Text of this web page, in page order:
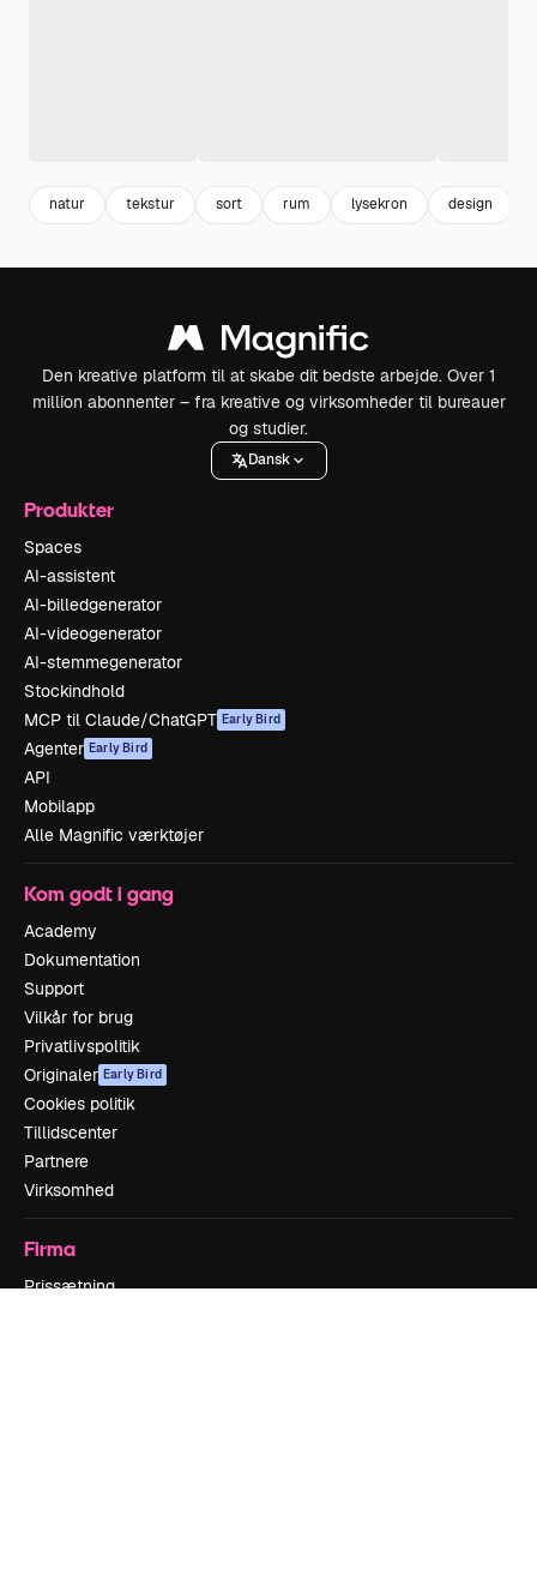
natur tekstur sort rum lysekron design
Den kreative platform til at skabe dit bedste arbejde. Over 1
million abonnenter – fra kreative og virksomheder til bureauer
og studier.
Dansk
Produkter
Spaces
AI-assistent
AI-billedgenerator
AI-videogenerator
AI-stemmegenerator
Stockindhold
MCP til Claude/ChatGPT Early Bird
Agenter Early Bird
API
Mobilapp
Alle Magnific værktøjer
Kom godt i gang
Academy
Dokumentation
Support
Vilkår for brug
Privatlivspolitik
Originaler Early Bird
Cookies politik
Tillidscenter
Partnere
Virksomhed
Firma
Prissætning